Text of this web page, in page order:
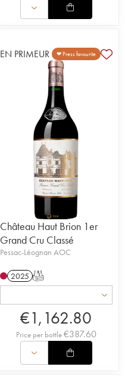
EN PRIMEUR ❤ Press favourite
Château Haut Brion 1er
Grand Cru Classé
Pessac-Léognan AOC
2025 T
€1,162.80
Price per bottle€387.60